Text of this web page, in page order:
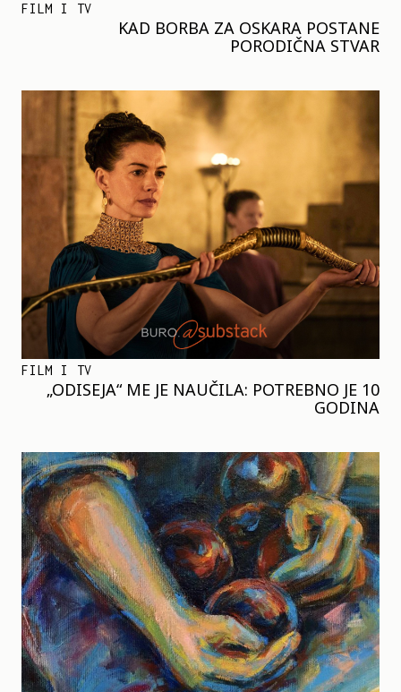
FILM I TV
KAD BORBA ZA OSKARA POSTANE
PORODIČNA STVAR
FILM I TV
„ODISEJA“ ME JE NAUČILA: POTREBNO JE 10
GODINA